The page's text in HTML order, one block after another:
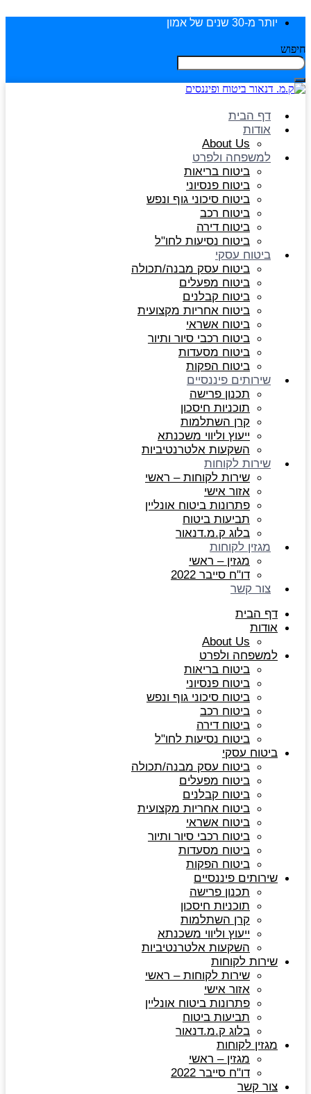
יותר מ-30 שנים של אמון
חיפוש
דף הבית
אודות
About Us
למשפחה ולפרט
ביטוח בריאות
ביטוח פנסיוני
ביטוח סיכוני גוף ונפש
ביטוח רכב
ביטוח דירה
ביטוח נסיעות לחו"ל
ביטוח עסקי
ביטוח עסק מבנה/תכולה
ביטוח מפעלים
ביטוח קבלנים
ביטוח אחריות מקצועית
ביטוח אשראי
ביטוח רכבי סיור ותיור
ביטוח מסעדות
ביטוח הפקות
שירותים פיננסיים
תכנון פרישה
תוכניות חיסכון
קרן השתלמות
ייעוץ וליווי משכנתא
השקעות אלטרנטיביות
שירות לקוחות
שירות לקוחות – ראשי
אזור אישי
פתרונות ביטוח אונליין
תביעות ביטוח
בלוג ק.מ.דנאור
מגזין לקוחות
מגזין – ראשי
דו"ח סייבר 2022
צור קשר
דף הבית
אודות
About Us
למשפחה ולפרט
ביטוח בריאות
ביטוח פנסיוני
ביטוח סיכוני גוף ונפש
ביטוח רכב
ביטוח דירה
ביטוח נסיעות לחו"ל
ביטוח עסקי
ביטוח עסק מבנה/תכולה
ביטוח מפעלים
ביטוח קבלנים
ביטוח אחריות מקצועית
ביטוח אשראי
ביטוח רכבי סיור ותיור
ביטוח מסעדות
ביטוח הפקות
שירותים פיננסיים
תכנון פרישה
תוכניות חיסכון
קרן השתלמות
ייעוץ וליווי משכנתא
השקעות אלטרנטיביות
שירות לקוחות
שירות לקוחות – ראשי
אזור אישי
פתרונות ביטוח אונליין
תביעות ביטוח
בלוג ק.מ.דנאור
מגזין לקוחות
מגזין – ראשי
דו"ח סייבר 2022
צור קשר